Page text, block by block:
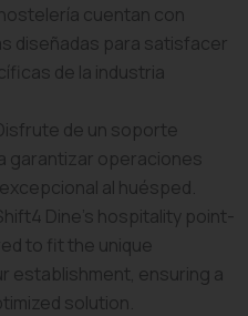
cuentan con
diseñadas para satisfacer
de la industria
de un soporte
garantizar operaciones
al huésped.
Dine’s hospitality point-
to fit the unique
establishment, ensuring a
solution.